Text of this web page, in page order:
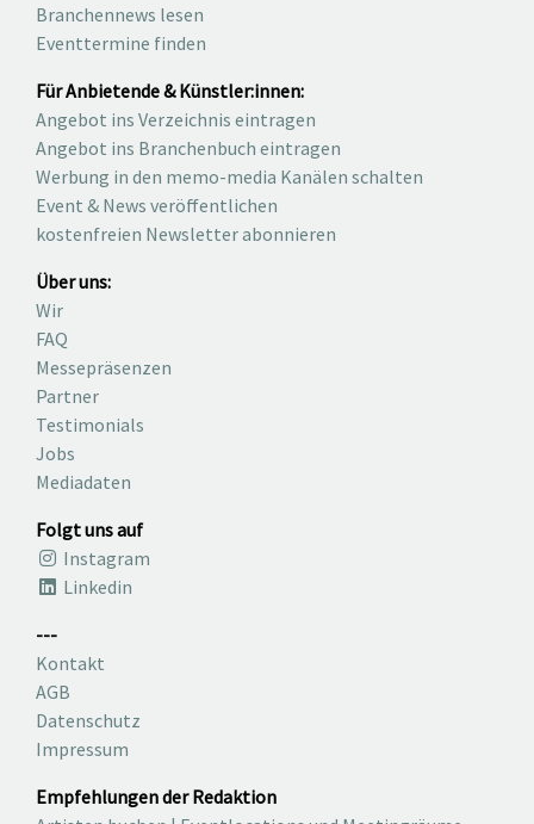
Branchennews lesen
Eventtermine finden
Für Anbietende & Künstler:innen:
Angebot ins Verzeichnis eintragen
Angebot ins Branchenbuch eintragen
Werbung in den memo-media Kanälen schalten
Event & News veröffentlichen
kostenfreien Newsletter abonnieren
Über uns:
Wir
FAQ
Messepräsenzen
Partner
Testimonials
Jobs
Mediadaten
Folgt uns auf
Instagram
Linkedin
---
Kontakt
AGB
Datenschutz
Impressum
Empfehlungen der Redaktion